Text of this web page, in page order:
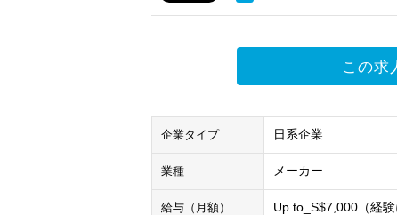
この求
企業タイプ 日系企業
業種 メーカー
給与（月額）
Up to_S$7,000（経験